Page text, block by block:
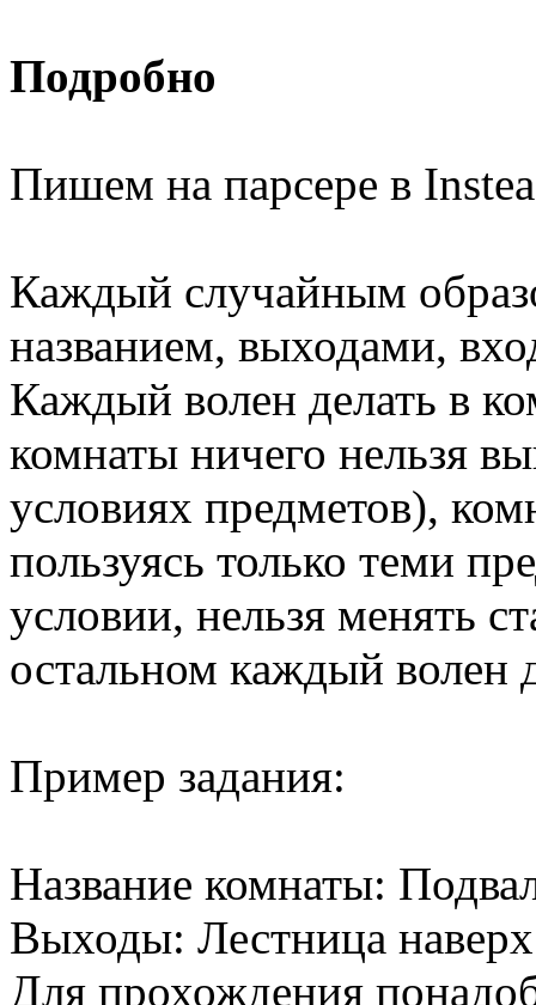
Подробно
Пишем на парсере в
Каждый случайным
названием, выходами,
Каждый волен делать в
комнаты ничего нельзя
условиях предметов),
пользуясь только теми
условии, нельзя менять
остальном каждый волен
Пример задания:
Название комнаты:
Выходы: Лестница
Для прохождения